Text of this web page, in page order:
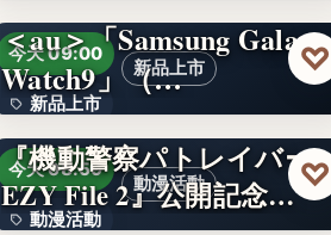
文字
新品上市
今天 09:00
新品上市
文字
＜au＞「Samsung Galaxy
Watch9」（…
♡
動漫活動
今天 08:59
動漫活動
『機動警察パトレイバー
EZY File 2』公開記念…
♡